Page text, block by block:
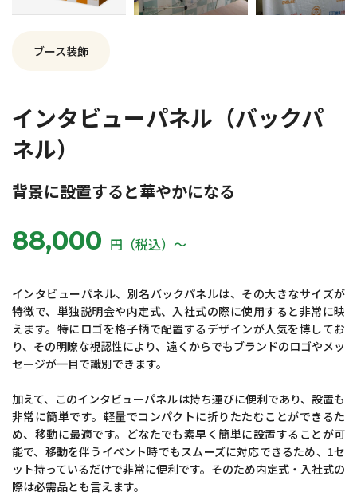
ブース装飾
インタビューパネル（バックパ
ネル）
背景に設置すると華やかになる
88,000 円（税込）〜
インタビューパネル、別名バックパネルは、その大きなサイズが
特徴で、単独説明会や内定式、入社式の際に使用すると非常に映
えます。特にロゴを格子柄で配置するデザインが人気を博してお
り、その明瞭な視認性により、遠くからでもブランドのロゴやメッ
セージが一目で識別できます。
加えて、このインタビューパネルは持ち運びに便利であり、設置も
非常に簡単です。軽量でコンパクトに折りたたむことができるた
め、移動に最適です。どなたでも素早く簡単に設置することが可
能で、移動を伴うイベント時でもスムーズに対応できるため、1セ
ット持っているだけで非常に便利です。そのため内定式・入社式の
際は必需品とも言えます。